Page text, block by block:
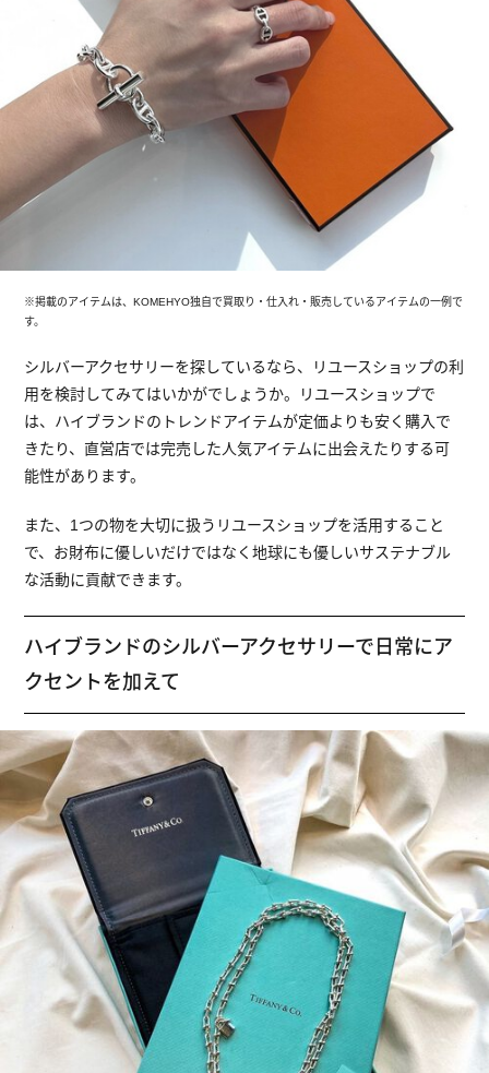
※掲載のアイテムは、KOMEHYO独自で買取り・仕入れ・販売しているアイテムの一例で
す。
シルバーアクセサリーを探しているなら、リユースショップの利
用を検討してみてはいかがでしょうか。リユースショップで
は、ハイブランドのトレンドアイテムが定価よりも安く購入で
きたり、直営店では完売した人気アイテムに出会えたりする可
能性があります。
また、1つの物を大切に扱うリユースショップを活用すること
で、お財布に優しいだけではなく地球にも優しいサステナブル
な活動に貢献できます。
ハイブランドのシルバーアクセサリーで日常にア
クセントを加えて